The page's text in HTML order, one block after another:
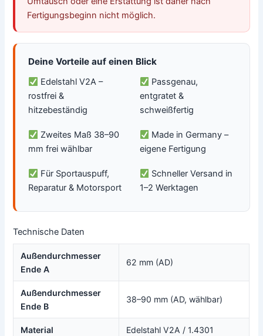
Fertigungsbeginn nicht möglich.
Deine Vorteile auf einen Blick
Edelstahl V2A –
rostfrei &
hitzebeständig
Passgenau,
entgratet &
schweißfertig
Zweites Maß 38–90
mm frei wählbar
Made in Germany –
eigene Fertigung
Für Sportauspuff,
Reparatur & Motorsport
Schneller Versand in
1–2 Werktagen
Technische Daten
Außendurchmesser
Ende A
62 mm (AD)
Außendurchmesser
Ende B
38–90 mm (AD, wählbar)
Material Edelstahl V2A / 1.4301